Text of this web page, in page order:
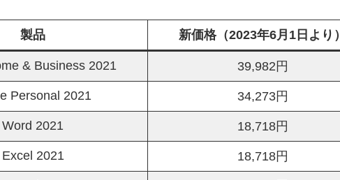
製品 新価格（2023年6月1日より）
& Business 2021 39,982円
Personal 2021 34,273円
Word 2021 18,718円
Excel 2021 18,718円